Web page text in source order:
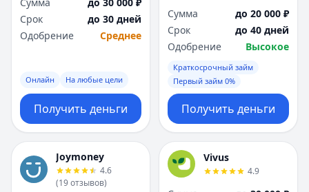
Срок
до 30 дней
Одобрение
Среднее
Онлайн На любые цели
Получить деньги
Сумма
до 20 000 ₽
Срок
до 40 дней
Одобрение
Высокое
Краткосрочный займ
Первый займ 0%
Получить деньги
Joymoney
4.6
(19отзывов)
Vivus
4.9